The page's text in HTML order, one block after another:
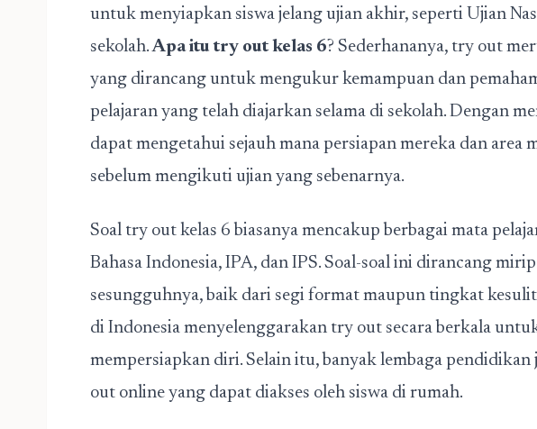
untuk menyiapkan siswa jelang ujian akhir, seperti Ujian
sekolah.Apa itu try out kelas 6? Sederhananya, try out
yang dirancang untuk mengukur kemampuan dan
pelajaran yang telah diajarkan selama di sekolah. Dengan
dapat mengetahui sejauh mana persiapan mereka dan area
sebelum mengikuti ujian yang sebenarnya.
Soal try out kelas 6 biasanya mencakup berbagai mata
Bahasa Indonesia, IPA, dan IPS. Soal-soal ini dirancang
sesungguhnya, baik dari segi format maupun tingkat
di Indonesia menyelenggarakan try out secara berkala
mempersiapkan diri. Selain itu, banyak lembaga
out online yang dapat diakses oleh siswa di rumah.